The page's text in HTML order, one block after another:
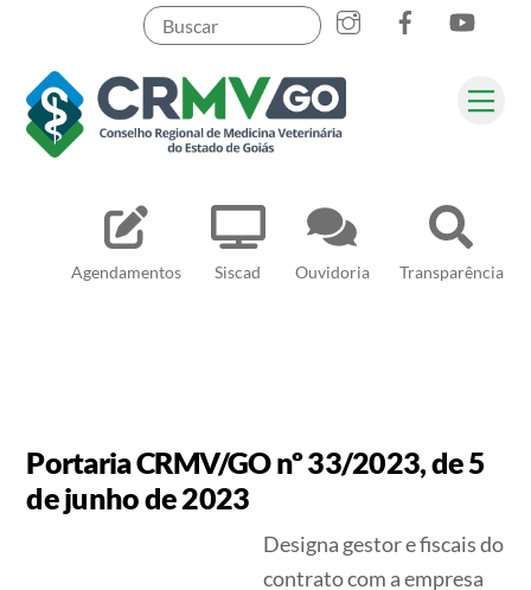
content
Agendamentos Siscad Ouvidoria Transparência
Pesquisar
Portaria CRMV/GO nº 33/2023, de 5
de junho de 2023
Designa gestor e fiscais do
contrato com a empresa